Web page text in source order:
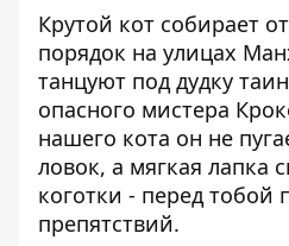
Крутой кот собирает
порядок на улицах
танцуют под дудку
опасного мистера
нашего кота он не
ловок, а мягкая лапка
коготки - перед тобой
препятствий.